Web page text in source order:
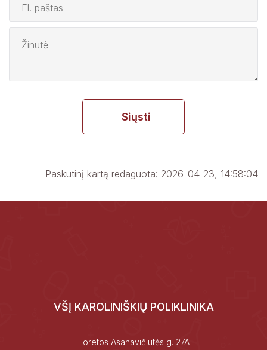
Siųsti
Paskutinį kartą redaguota: 2026-04-23, 14:58:04
VŠĮ KAROLINIŠKIŲ POLIKLINIKA
Loretos Asanavičiūtės g. 27A